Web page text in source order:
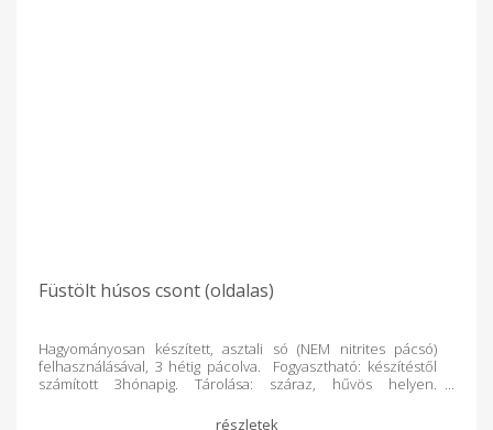
Füstölt húsos csont (oldalas)
Hagyományosan készített, asztali só (NEM nitrites pácsó)
felhasználásával, 3 hétig pácolva. Fogyasztható: készítéstől
számított 3hónapig. Tárolása: száraz, hűvös helyen.